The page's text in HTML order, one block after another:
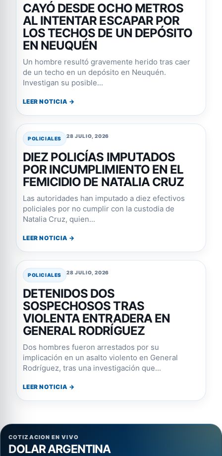
CAYÓ DESDE OCHO METROS
AL INTENTAR ESCAPAR POR
LOS TECHOS DE UN DEPÓSITO
EN NEUQUÉN
Un hombre resultó gravemente herido tras caer
de un techo en un depósito en Neuquén.
Investigan su posible...
LEER NOTICIA →
POLICIALES 28 JULIO, 2026
DIEZ POLICÍAS IMPUTADOS
POR INCUMPLIMIENTO EN EL
FEMICIDIO DE NATALIA CRUZ
Las autoridades han imputado a diez efectivos
policiales por no cumplir con la custodia de
Natalia Cruz, quien...
LEER NOTICIA →
POLICIALES 28 JULIO, 2026
DETENIDOS DOS
SOSPECHOSOS TRAS
VIOLENTA ENTRADERA EN
GENERAL RODRÍGUEZ
Dos hombres fueron arrestados por su
implicación en un asalto violento en General
Rodríguez, tras una investigación que...
LEER NOTICIA →
COTIZACION EN VIVO
DOLAR ARGENTINA